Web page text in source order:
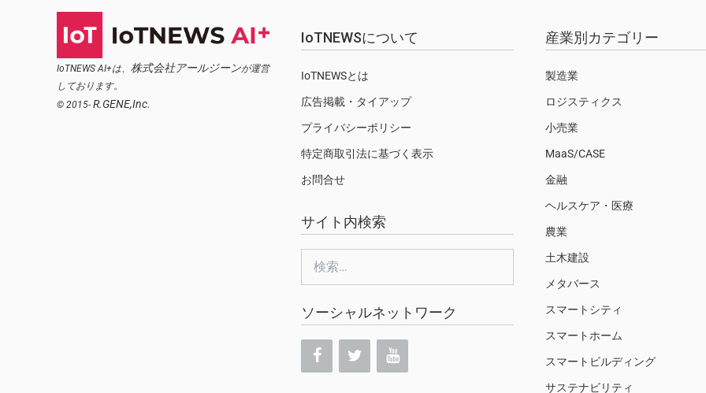
IoTNEWS AI+は、 株式会社アールジーンが運営
しております。
© 2015- R.GENE,Inc.
IoTNEWSについて
IoTNEWSとは
広告掲載・タイアップ
プライバシーポリシー
特定商取引法に基づく表示
お問合せ
サイト内検索
ソーシャルネットワーク
産業別カテゴリー
製造業
ロジスティクス
小売業
MaaS/CASE
金融
ヘルスケア・医療
農業
土木建設
メタバース
スマートシティ
スマートホーム
スマートビルディング
サステナビリティ